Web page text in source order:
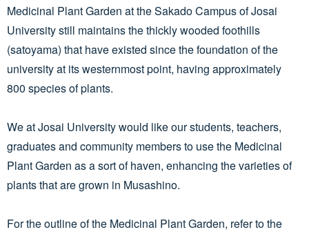
Medicinal Plant Garden at the Sakado Campus of Josai
University still maintains the thickly wooded foothills
(satoyama) that have existed since the foundation of the
university at its westernmost point, having approximately
800 species of plants.
We at Josai University would like our students, teachers,
graduates and community members to use the Medicinal
Plant Garden as a sort of haven, enhancing the varieties of
plants that are grown in Musashino.
For the outline of the Medicinal Plant Garden, refer to the